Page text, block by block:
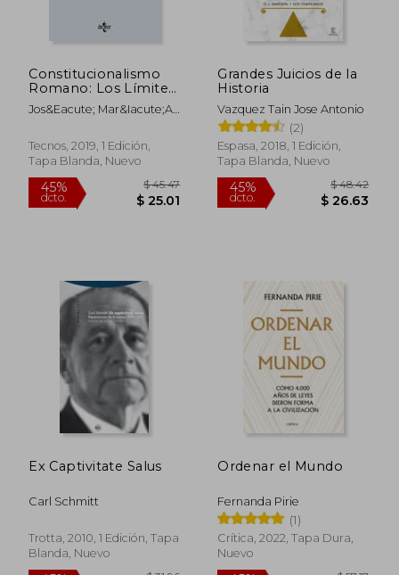
Constitucionalismo
Romano: Los Límites
Jurídicos del Poder
en la Antigua Roma
Universitaria de
Editorial Tecnos)
Jos&Eacute; Mar&Iacute;A
Tecnos, 2019, 1 Edición,
Tapa Blanda, Nuevo
45%
dcto.
Grandes Juicios de la
Historia
Vazquez Tain Jose Antonio
(2)
Espasa, 2018, 1 Edición,
Tapa Blanda, Nuevo
45%
dcto.
Ex Captivitate Salus
Carl Schmitt
Trotta, 2010, 1 Edición, Tapa
Blanda, Nuevo
Ordenar el Mundo
Fernanda Pirie
(1)
Crítica, 2022, Tapa Dura,
Nuevo